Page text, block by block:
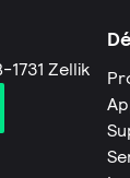
1731 Zellik